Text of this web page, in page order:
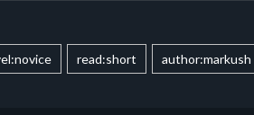
read:short author:markush